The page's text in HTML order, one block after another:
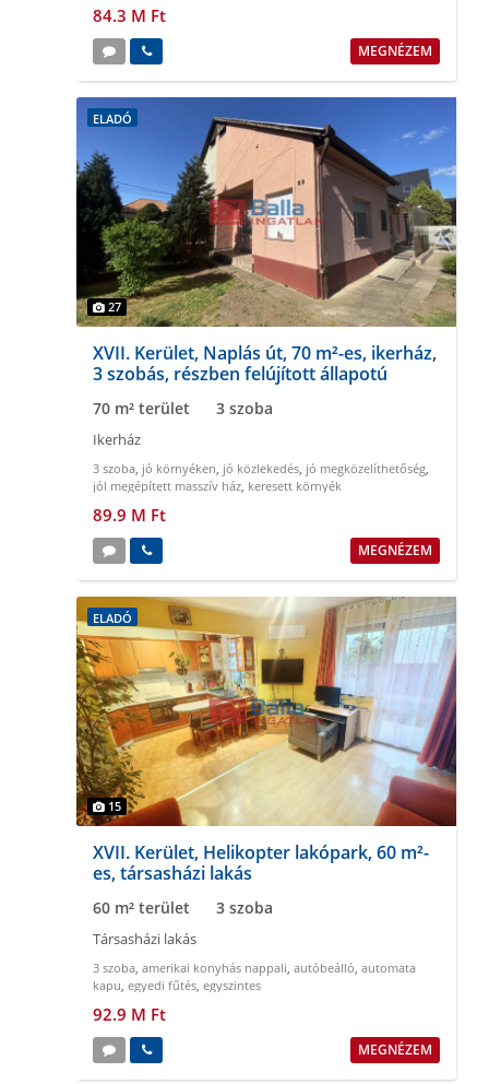
84.3 M Ft
MEGNÉZEM
ELADÓ
27
XVII. Kerület, Naplás út, 70 m²-es, ikerház,
3 szobás, részben felújított állapotú
70 m² terület 3 szoba
Ikerház
3 szoba, jó környéken, jó közlekedés, jó megközelíthetőség,
jól megépített masszív ház, keresett környék
89.9 M Ft
MEGNÉZEM
ELADÓ
15
XVII. Kerület, Helikopter lakópark, 60 m²-
es, társasházi lakás
60 m² terület 3 szoba
Társasházi lakás
3 szoba, amerikai konyhás nappali, autóbeálló, automata
kapu, egyedi fűtés, egyszintes
92.9 M Ft
MEGNÉZEM